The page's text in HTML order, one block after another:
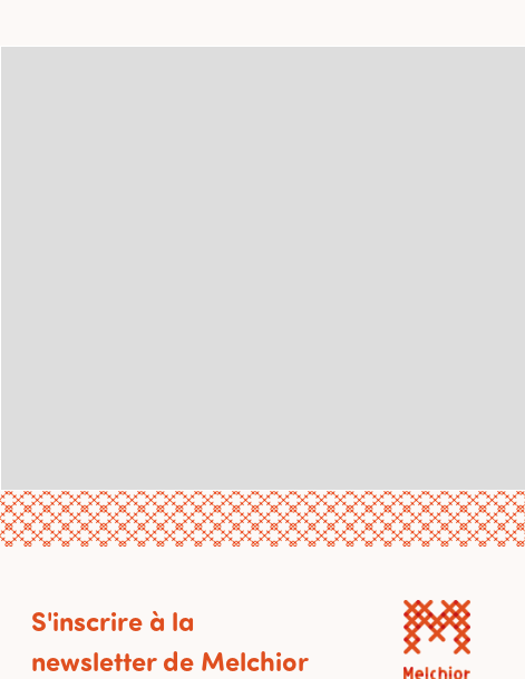
S'inscrire à la
newsletter de Melchior